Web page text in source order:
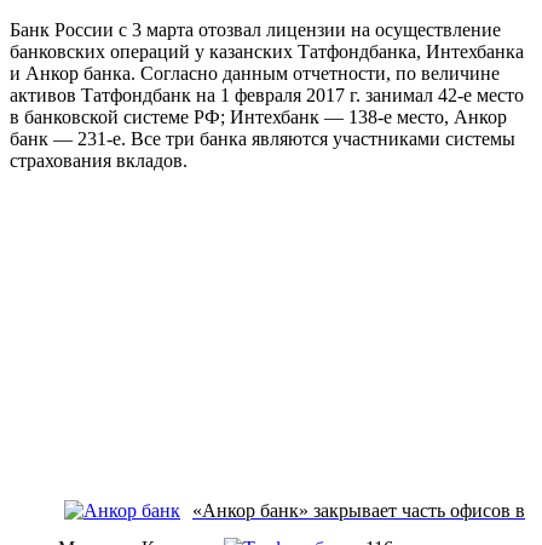
Банк России с 3 марта отозвал лицензии на осуществление
банковских операций у казанских Татфондбанка, Интехбанка
и Анкор банка. Согласно данным отчетности, по величине
активов Татфондбанк на 1 февраля 2017 г. занимал 42-е место
в банковской системе РФ; Интехбанк — 138-е место, Анкор
банк — 231-е. Все три банка являются участниками системы
страхования вкладов.
«Анкор банк» закрывает часть офисов в